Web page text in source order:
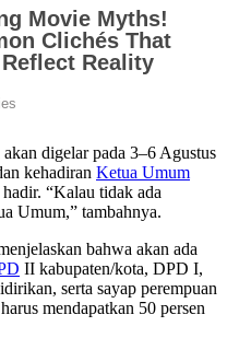
digelar pada 3–6 Agustus
kehadiran Ketua Umum
“Kalau tidak ada
Umum,” tambahnya.
bahwa akan ada
II kabupaten/kota, DPD I,
serta sayap perempuan
mendapatkan 50 persen